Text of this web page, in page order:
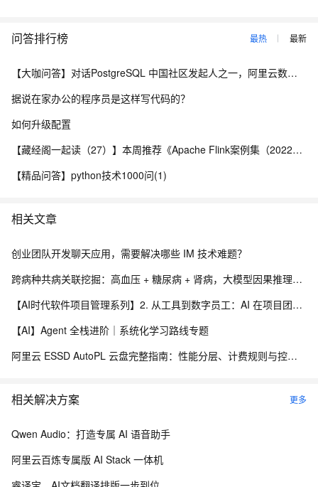
问答排行榜 最热 最新
【大咖问答】对话PostgreSQL 中国社区发起人之一，阿里云数据库高级专家 德哥
据说在家办公的程序员是这样写代码的？
如何升级配置
【藏经阁一起读（27）】本周推荐《Apache Flink案例集（2022版）》，你有哪些心得？
【精品问答】python技术1000问(1)
相关文章
创业团队开发聊天应用，需要解决哪些 IM 技术难题？
跨病种共病关联挖掘：高血压 + 糖尿病 + 肾病，大模型因果推理疾病关联分析实践.192
【AI时代软件项目管理系列】2. 从工具到数字员工：AI 在项目团队中的角色演进
【AI】Agent 全栈进阶｜系统化学习路线专题
阿里云 ESSD AutoPL 云盘完整指南：性能分层、计费规则与控制台操作
相关解决方案 更多
Qwen Audio：打造专属 AI 语音助手
阿里云百炼专属版 AI Stack 一体机